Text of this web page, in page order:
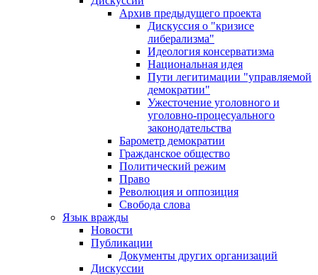
Архив предыдущего проекта
Дискуссия о "кризисе
либерализма"
Идеология консерватизма
Национальная идея
Пути легитимации "управляемой
демократии"
Ужесточение уголовного и
уголовно-процесуального
законодательства
Барометр демократии
Гражданское общество
Политический режим
Право
Революция и оппозиция
Свобода слова
Язык вражды
Новости
Публикации
Документы других организаций
Дискуссии